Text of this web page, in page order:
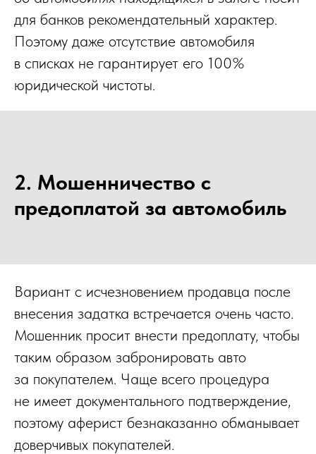
для банков рекомендательный характер.
Поэтому даже отсутствие автомобиля
в списках не гарантирует его 100%
юридической чистоты.
2. Мошенничество с
предоплатой за автомобиль
Вариант с исчезновением продавца после
внесения задатка встречается очень часто.
Мошенник просит внести предоплату, чтобы
таким образом забронировать авто
за покупателем. Чаще всего процедура
не имеет документального подтверждение,
поэтому аферист безнаказанно обманывает
доверчивых покупателей.